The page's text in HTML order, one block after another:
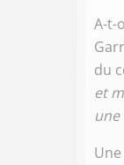
A-t-
du
et